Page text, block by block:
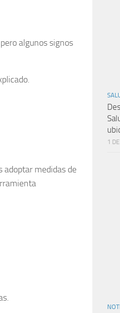
algunos signos
adoptar medidas de
1